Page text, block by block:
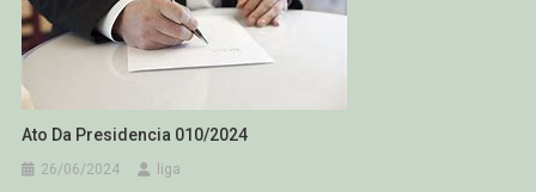
Ato Da Presidencia 010/2024
26/06/2024 liga